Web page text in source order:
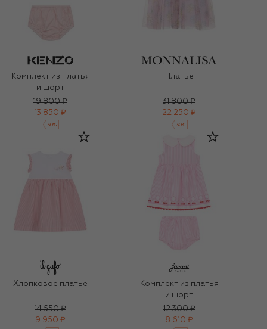
Комплект из платья
и шорт
19 800 ₽
13 850 ₽
-30%
Платье
31 800 ₽
22 250 ₽
-30%
Хлопковое платье
14 550 ₽
9 950 ₽
Комплект из платья
и шорт
12 300 ₽
8 610 ₽